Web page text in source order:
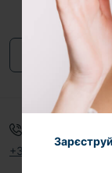
+38 (067) 605-01-